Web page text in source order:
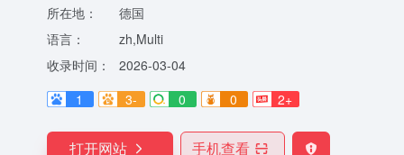
所在地：
德国
语言：
zh,Multi
收录时间：
2026-03-04
1
3- 0 0 2+
打开网站 手机查看